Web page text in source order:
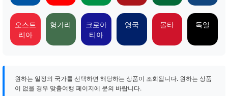
오스트
리아
헝가리
크로아
티아
영국 몰타 독일
원하는 일정의 국가를 선택하면 해당하는 상품이 조회됩니다. 원하는 상품
이 없을 경우 맞춤여행 페이지에 문의 바랍니다.